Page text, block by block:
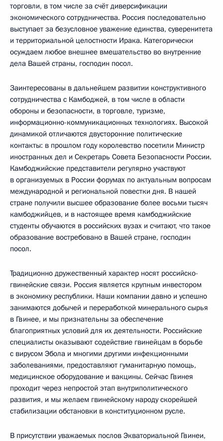
торговли, в том числе за счёт диверсификации
экономического сотрудничества. Россия последовательно
выступает за безусловное уважение единства, суверенитета
и территориальной целостности Ирака. Категорически
осуждаем любое внешнее вмешательство во внутренние
дела Вашей страны, господин посол.
Заинтересованы в дальнейшем развитии конструктивного
сотрудничества с Камбоджей, в том числе в области
обороны и безопасности, в торговле, туризме,
информационно-коммуникационных технологиях. Высокой
динамикой отличаются двусторонние политические
контакты: в прошлом году королевство посетили Министр
иностранных дел и Секретарь Совета Безопасности России.
Камбоджийские представители регулярно участвуют
в организуемых в России форумах по актуальным вопросам
международной и региональной повестки дня. В нашей
стране получили высшее образование более восьми тысяч
камбоджийцев, и в настоящее время камбоджийские
студенты обучаются в российских вузах и считают, что такое
образование востребовано в Вашей стране, господин
посол.
Традиционно дружественный характер носят российско-
гвинейские связи. Россия является крупным инвестором
в экономику республики. Наши компании давно и успешно
занимаются добычей и переработкой минерального сырья
в Гвинее, и мы признательны за обеспечение
благоприятных условий для их деятельности. Российские
специалисты оказывают содействие гвинейцам в борьбе
с вирусом Эбола и многими другими инфекционными
заболеваниями, предоставляют гуманитарную помощь,
медицинское оборудование и вакцины. Сейчас Гвинея
проходит через непростой этап внутриполитического
развития, и мы желаем гвинейскому народу скорейшей
стабилизации обстановки в конституционном русле.
В присутствии уважаемых послов Экваториальной Гвинеи,